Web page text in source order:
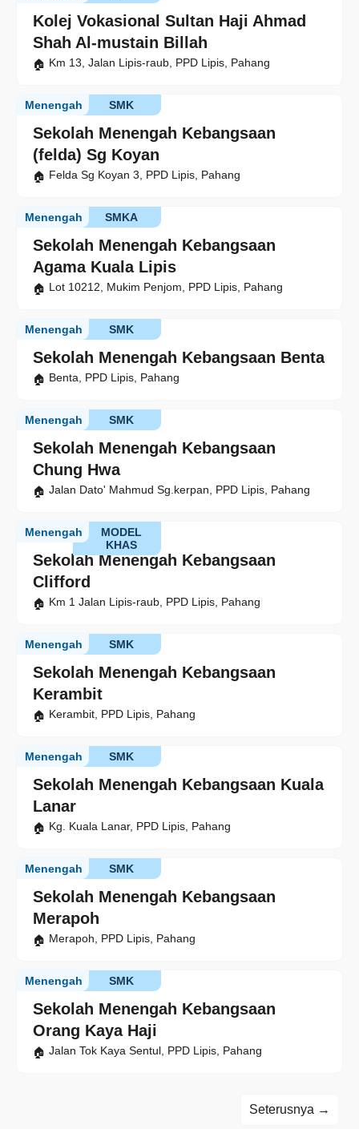
Kolej Vokasional Sultan Haji Ahmad
Shah Al-mustain Billah
Km 13, Jalan Lipis-raub, PPD Lipis, Pahang
Sekolah Menengah Kebangsaan
(felda) Sg Koyan
SMK
Menengah
Felda Sg Koyan 3, PPD Lipis, Pahang
Sekolah Menengah Kebangsaan
Agama Kuala Lipis
SMKA
Menengah
Lot 10212, Mukim Penjom, PPD Lipis, Pahang
Sekolah Menengah Kebangsaan Benta
SMK
Menengah
Benta, PPD Lipis, Pahang
Sekolah Menengah Kebangsaan
Chung Hwa
SMK
Menengah
Jalan Dato' Mahmud Sg.kerpan, PPD Lipis, Pahang
Sekolah Menengah Kebangsaan
Clifford
MODEL
KHAS
Menengah
Km 1 Jalan Lipis-raub, PPD Lipis, Pahang
Sekolah Menengah Kebangsaan
Kerambit
SMK
Menengah
Kerambit, PPD Lipis, Pahang
Sekolah Menengah Kebangsaan Kuala
Lanar
SMK
Menengah
Kg. Kuala Lanar, PPD Lipis, Pahang
Sekolah Menengah Kebangsaan
Merapoh
SMK
Menengah
Merapoh, PPD Lipis, Pahang
Sekolah Menengah Kebangsaan
Orang Kaya Haji
SMK
Menengah
Jalan Tok Kaya Sentul, PPD Lipis, Pahang
Seterusnya →